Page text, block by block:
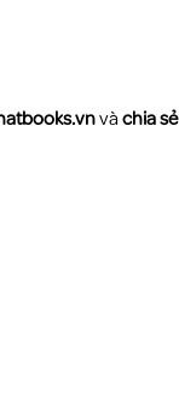
vàchia